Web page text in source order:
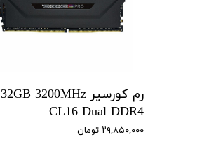
رم کورسیر 32GB 3200MHz
CL16 Dual DDR4
۲۹,۸۵۰,۰۰۰ تومان